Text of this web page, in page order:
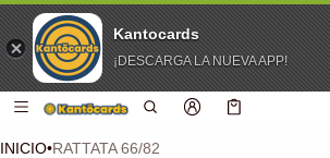
INICIO•RATTATA 66/82
Kantocards
¡DESCARGA LA NUEVA APP!